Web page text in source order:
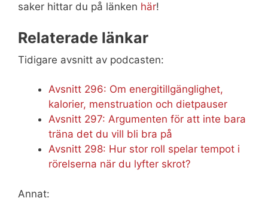
saker hittar du på länken här!
Relaterade länkar
Tidigare avsnitt av podcasten:
Avsnitt 296: Om energitillgänglighet,
kalorier, menstruation och dietpauser
Avsnitt 297: Argumenten för att inte bara
träna det du vill bli bra på
Avsnitt 298: Hur stor roll spelar tempot i
rörelserna när du lyfter skrot?
Annat: